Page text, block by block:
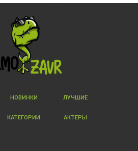
НОВИНКИ ЛУЧШИЕ
КАТЕГОРИИ АКТЕРЫ